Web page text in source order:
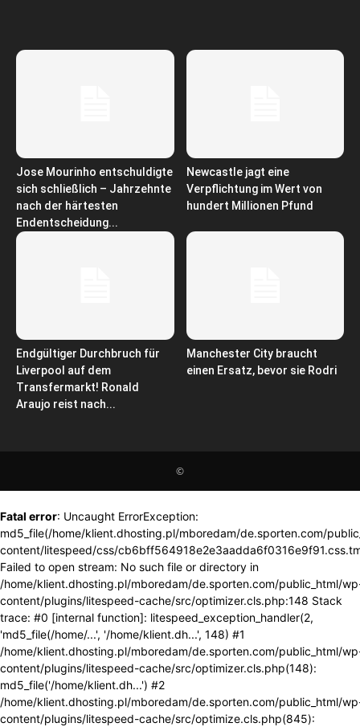
Jose Mourinho entschuldigte
sich schließlich – Jahrzehnte
nach der härtesten
Endentscheidung...
Newcastle jagt eine
Verpflichtung im Wert von
hundert Millionen Pfund
Endgültiger Durchbruch für
Liverpool auf dem
Transfermarkt! Ronald
Araujo reist nach...
Manchester City braucht
einen Ersatz, bevor sie Rodri
©
Fatal error: Uncaught ErrorException:
md5_file(/home/klient.dhosting.pl/mboredam/de.sporten.com/
content/litespeed/css/
Failed to open stream: No such file or directory in
/home/klient.dhosting.pl/mboredam/de.sporten.com/public_html/
content/plugins/litespeed-cache/src/optimizer.cls.php:148 Stack
trace: #0 [internal function]: litespeed_exception_handler(2,
'md5_file(/home/...', '/home/klient.dh...', 148) #1
/home/klient.dhosting.pl/mboredam/de.sporten.com/public_html/
content/plugins/litespeed-cache/src/optimizer.cls.php(148):
md5_file('/home/klient.dh...') #2
/home/klient.dhosting.pl/mboredam/de.sporten.com/public_html/
content/plugins/litespeed-cache/src/optimize.cls.php(845):